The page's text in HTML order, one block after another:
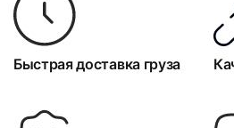
Быстрая доставка груза